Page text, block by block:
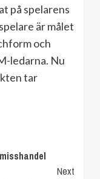
på spelarens
är målet
och
ledarna. Nu
tar
Next